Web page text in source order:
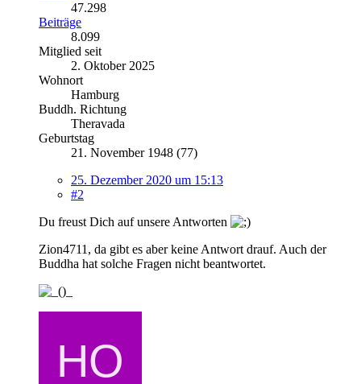
47.298
Beiträge
8.099
Mitglied seit
2. Oktober 2025
Wohnort
Hamburg
Buddh. Richtung
Theravada
Geburtstag
21. November 1948 (77)
25. Dezember 2020 um 15:13
#2
Du freust Dich auf unsere Antworten
Zion4711, da gibt es aber keine Antwort drauf. Auch der
Buddha hat solche Fragen nicht beantwortet.